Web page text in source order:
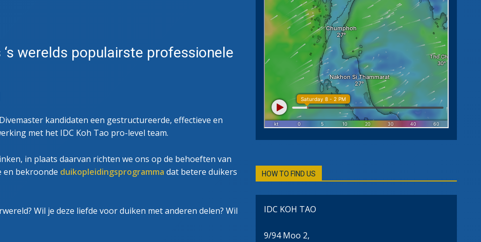
werelds populairste professionele
kandidaten een gestructureerde, effectieve en
met het IDC Koh Tao pro-level team.
in plaats daarvan richten we ons op de behoeften van
en bekroonde duikopleidingsprogramma dat betere duikers
Wil je deze liefde voor duiken met anderen delen? Wil
HOW TO FIND US
IDC KOH TAO
9/94 Moo 2,